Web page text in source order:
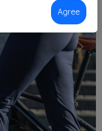
Next
Agree